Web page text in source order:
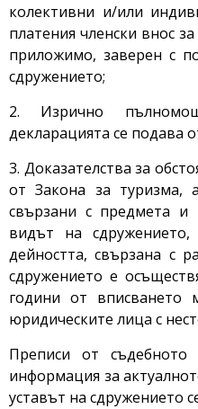
колективни и/или
платения членски внос
приложимо, заверен с
сдружението;
2. Изрично
декларацията се подава
3. Доказателства за
от Закона за туризма,
свързани с предмета и
видът на
дейността, свързана с
сдружението е
години от
юридическите лица с
Преписи от съдебното
информация за
уставът на сдружението